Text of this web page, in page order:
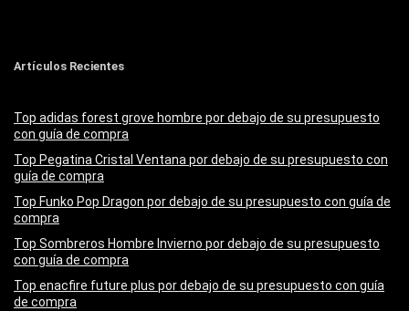
Artículos Recientes
Top adidas forest grove hombre por debajo de su presupuesto
con guía de compra
Top Pegatina Cristal Ventana por debajo de su presupuesto con
guía de compra
Top Funko Pop Dragon por debajo de su presupuesto con guía de
compra
Top Sombreros Hombre Invierno por debajo de su presupuesto
con guía de compra
Top enacfire future plus por debajo de su presupuesto con guía
de compra